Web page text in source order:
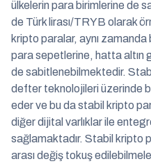
ülkelerin para birimlerine de
de Türk lirası/TRYB olarak
kripto paralar, aynı
para sepetlerine, hatta altın
de sabitlenebilmektedir.
defter teknolojileri üzerinde
eder ve bu da stabil kripto
diğer dijital varlıklar ile
sağlamaktadır. Stabil kripto
arası değiş tokuş